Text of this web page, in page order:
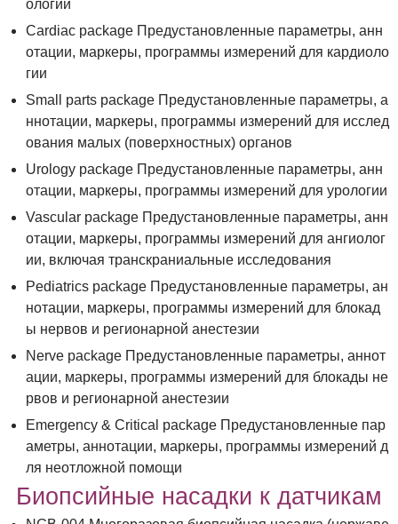
ологии
Cardiac package Предустановленные параметры, анн
отации, маркеры, программы измерений для кардиоло
гии
Small parts package Предустановленные параметры, а
ннотации, маркеры, программы измерений для исслед
ования малых (поверхностных) органов
Urology package Предустановленные параметры, анн
отации, маркеры, программы измерений для урологии
Vascular package Предустановленные параметры, анн
отации, маркеры, программы измерений для ангиолог
ии, включая транскраниальные исследования
Pediatrics package Предустановленные параметры, ан
нотации, маркеры, программы измерений для блокад
ы нервов и регионарной анестезии
Nerve package Предустановленные параметры, аннот
ации, маркеры, программы измерений для блокады не
рвов и регионарной анестезии
Emergency & Critical package Предустановленные пар
аметры, аннотации, маркеры, программы измерений д
ля неотложной помощи
Биопсийные насадки к датчикам